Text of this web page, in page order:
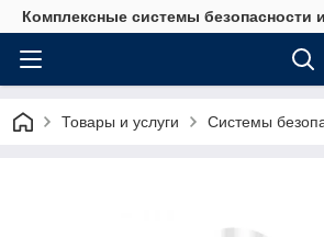
Комплексные системы безопасности
Товары и услуги Системы